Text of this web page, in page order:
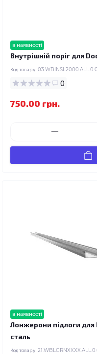
в наявності
Внутрішній поріг для
Код товару: 03.WBINSL2000.ALL.0.0
0
750.00 грн.
в наявності
Лонжерони підлоги
сталь
Код товару: